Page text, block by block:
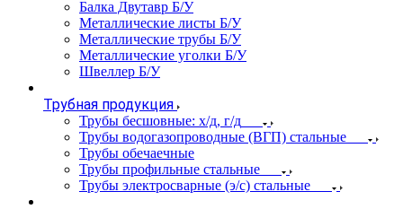
Балка Двутавр Б/У
Металлические листы Б/У
Металлические трубы Б/У
Металлические уголки Б/У
Швеллер Б/У
Трубная продукция
Трубы бесшовные: х/д, г/д
Трубы водогазопроводные (ВГП) стальные
Трубы обечаечные
Трубы профильные стальные
Трубы электросварные (э/с) стальные